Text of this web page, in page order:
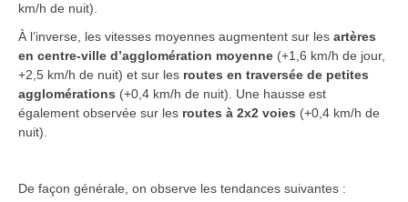
km/h de nuit).
À l’inverse, les vitesses moyennes augmentent sur les artères
en centre-ville d’agglomération moyenne (+1,6 km/h de jour,
+2,5 km/h de nuit) et sur les routes en traversée de petites
agglomérations (+0,4 km/h de nuit). Une hausse est
également observée sur les routes à 2x2 voies (+0,4 km/h de
nuit).
De façon générale, on observe les tendances suivantes :